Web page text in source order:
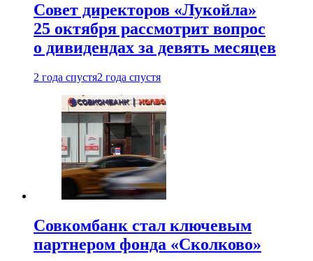
Совет директоров «Лукойла»
25 октября рассмотрит вопрос
о дивидендах за девять месяцев
2 года спустя2 года спустя
Совкомбанк стал ключевым
партнером фонда «Сколково»